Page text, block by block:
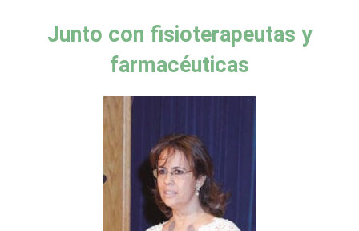
Junto con fisioterapeutas y
farmacéuticas